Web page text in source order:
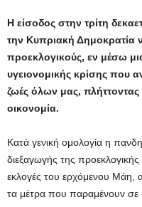
Η είσοδος στην τρίτη
την Κυπριακή Δημοκρατία
προεκλογικούς, εν μέσω
υγειονομικής κρίσης που
ζωές όλων μας,
οικονομία.
Κατά γενική ομολογία η
διεξαγωγής της προεκλογικής
εκλογές του ερχόμενου Μάη,
τα μέτρα που παραμένουν σε